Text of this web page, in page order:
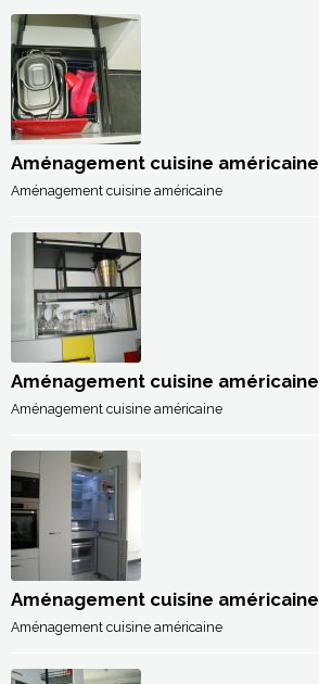
Aménagement cuisine américaine
Aménagement cuisine américaine
Aménagement cuisine américaine
Aménagement cuisine américaine
Aménagement cuisine américaine
Aménagement cuisine américaine